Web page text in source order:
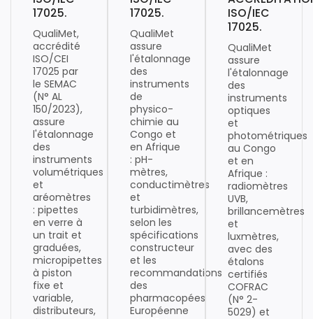
17025.
QualiMet,
accrédité
ISO/CEI
17025 par
le SEMAC
(N° AL
150/2023),
assure
l'étalonnage
des
instruments
volumétriques
et
aréomètres
: pipettes
en verre à
un trait et
graduées,
micropipettes
à piston
fixe et
variable,
distributeurs,
17025.
QualiMet
assure
l'étalonnage
des
instruments
de
physico-
chimie au
Congo et
en Afrique
: pH-
mètres,
conductimètres
et
turbidimètres,
selon les
spécifications
constructeur
et les
recommandations
des
pharmacopées
Européenne
ISO/IEC
17025.
QualiMet
assure
l'étalonnage
des
instruments
optiques
et
photométriques
au Congo
et en
Afrique :
radiomètres
UVB,
brillancemètres
et
luxmètres,
avec des
étalons
certifiés
COFRAC
(N° 2-
5029) et